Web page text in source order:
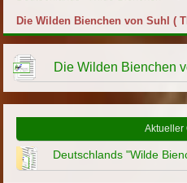
Die Wilden Bienchen von Suhl (
Die Wilden Bienchen
Aktueller
Deutschlands "Wilde